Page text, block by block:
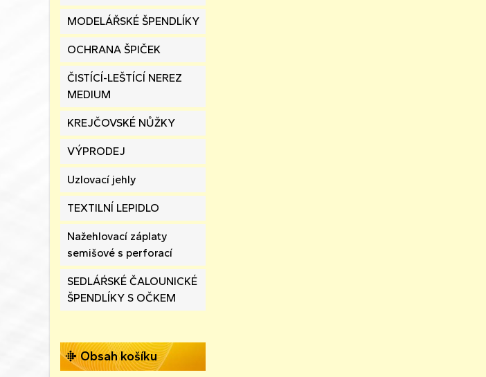
MODELÁŘSKÉ ŠPENDLÍKY
OCHRANA ŠPIČEK
ČISTÍCÍ-LEŠTÍCÍ NEREZ
MEDIUM
KREJČOVSKÉ NŮŽKY
VÝPRODEJ
Uzlovací jehly
TEXTILNÍ LEPIDLO
Nažehlovací záplaty
semišové s perforací
SEDLÁŔSKÉ ČALOUNICKÉ
ŠPENDLÍKY S OČKEM
Obsah košíku